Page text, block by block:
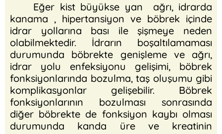
Eğer kist büyükse yan ağrı, idrarda
kanama , hipertansiyon ve böbrek içinde
idrar yollarına bası ile şişmeye neden
olabilmektedir. İdrarın boşaltılamaması
durumunda böbrekte genişleme ve ağrı,
idrar yolu enfeksiyonu gelişimi, böbrek
fonksiyonlarında bozulma, taş oluşumu gibi
komplikasyonlar gelişebilir. Böbrek
fonksiyonlarının bozulması sonrasında
diğer böbrekte de fonksiyon kaybı olması
durumunda kanda üre ve kreatinin